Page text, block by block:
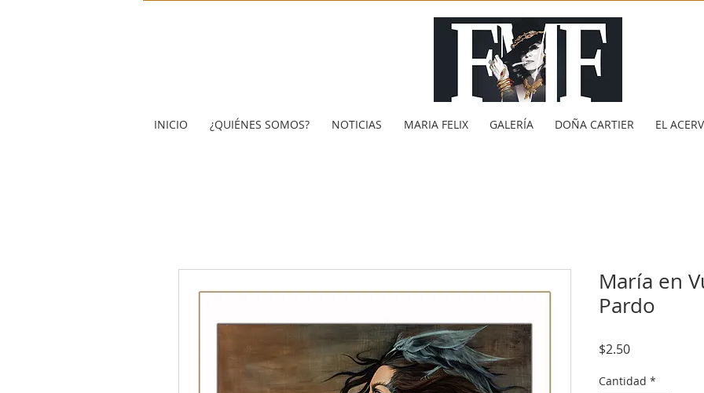
INICIO ¿QUIÉNES SOMOS? NOTICIAS MARIA FELIX GALERÍA DOÑA CARTIER EL
María en
Pardo
$2.50Precio
Cantidad *